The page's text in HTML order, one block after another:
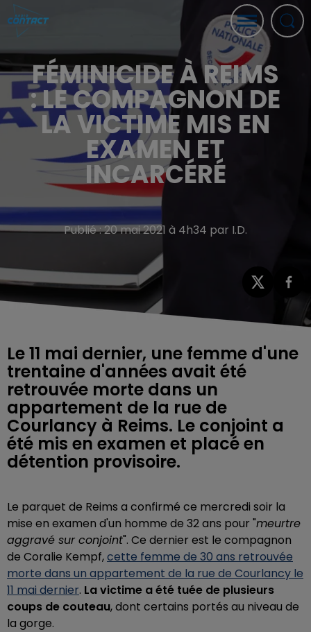
FÉMINICIDE À REIMS
: LE COMPAGNON DE
LA VICTIME MIS EN
EXAMEN ET
INCARCÉRÉ
Publié : 20 mai 2021 à 4h34 par I.D.
Le 11 mai dernier, une femme d'une
trentaine d'années avait été
retrouvée morte dans un
appartement de la rue de
Courlancy à Reims. Le conjoint a
été mis en examen et placé en
détention provisoire.
Le parquet de Reims a confirmé ce mercredi soir la
mise en examen d'un homme de 32 ans pour "meurtre
aggravé sur conjoint". Ce dernier est le compagnon
de Coralie Kempf,cette femme de 30 ans retrouvée
morte dans un appartement de la rue de Courlancy le
11 mai dernier. La victime a été tuée de plusieurs
coups de couteau, dont certains portés au niveau de
la gorge.